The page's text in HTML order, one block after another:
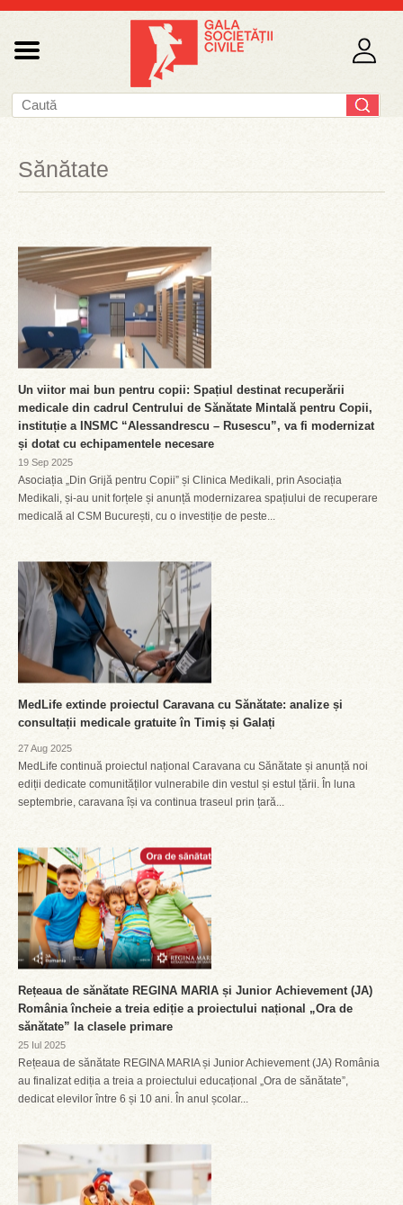
Sănătate
Un viitor mai bun pentru copii: Spațiul destinat recuperării
medicale din cadrul Centrului de Sănătate Mintală pentru Copii,
instituție a INSMC “Alessandrescu – Rusescu”, va fi modernizat
și dotat cu echipamentele necesare
19 Sep 2025
Asociația „Din Grijă pentru Copii” și Clinica Medikali, prin Asociația
Medikali, și-au unit forțele și anunță modernizarea spațiului de recuperare
medicală al CSM București, cu o investiție de peste...
MedLife extinde proiectul Caravana cu Sănătate: analize și
consultații medicale gratuite în Timiș și Galați
27 Aug 2025
MedLife continuă proiectul național Caravana cu Sănătate și anunță noi
ediții dedicate comunităților vulnerabile din vestul și estul țării. În luna
septembrie, caravana își va continua traseul prin țară...
Rețeaua de sănătate REGINA MARIA și Junior Achievement (JA)
România încheie a treia ediție a proiectului național „Ora de
sănătate” la clasele primare
25 Iul 2025
Rețeaua de sănătate REGINA MARIA și Junior Achievement (JA) România
au finalizat ediția a treia a proiectului educațional „Ora de sănătate”,
dedicat elevilor între 6 și 10 ani. În anul școlar...